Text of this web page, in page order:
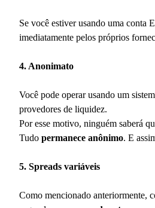
Se você estiver usando uma conta
imediatamente pelos próprios
4. Anonimato
Você pode operar usando um
provedores de liquidez.
Por esse motivo, ninguém saberá
Tudo permanece anônimo. E
5. Spreads variáveis
Como mencionado anteriormente,